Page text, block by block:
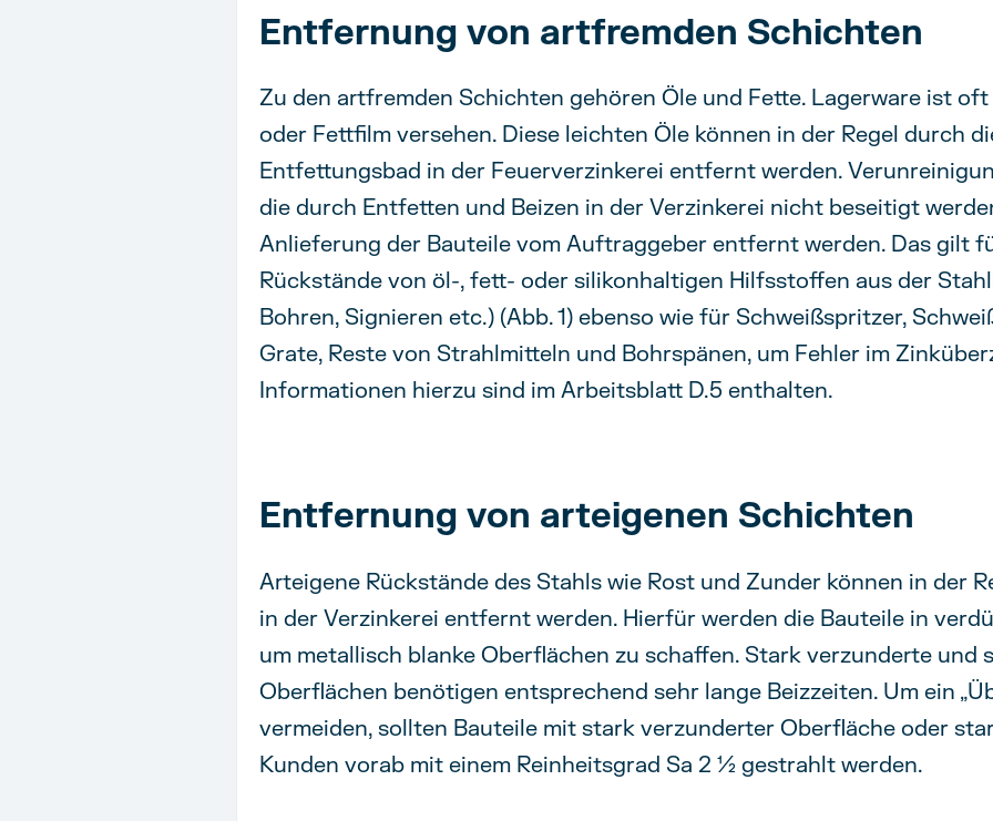
Entfernung von artfremden Schichten
Zu den artfremden Schichten gehören Öle und Fette. Lagerware ist
oder Fettfilm versehen. Diese leichten Öle können in der Regel durch
Entfettungsbad in der Feuerverzinkerei entfernt werden.
die durch Entfetten und Beizen in der Verzinkerei nicht beseitigt
Anlieferung der Bauteile vom Auftraggeber entfernt werden. Das gilt
Rückstände von öl-, fett- oder silikonhaltigen Hilfsstoffen aus der
Bohren, Signieren etc.) (Abb. 1) ebenso wie für Schweißspritzer,
Grate, Reste von Strahlmitteln und Bohrspänen, um Fehler im
Informationen hierzu sind im Arbeitsblatt D.5 enthalten.
Entfernung von arteigenen Schichten
Arteigene Rückstände des Stahls wie Rost und Zunder können in der
in der Verzinkerei entfernt werden. Hierfür werden die Bauteile in
um metallisch blanke Oberflächen zu schaffen. Stark verzunderte und
Oberflächen benötigen entsprechend sehr lange Beizzeiten. Um ein
vermeiden, sollten Bauteile mit stark verzunderter Oberfläche oder
Kunden vorab mit einem Reinheitsgrad Sa 2 ½ gestrahlt werden.